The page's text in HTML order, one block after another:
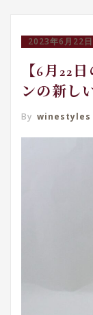
2023年6月22日
【6月22
ンの新し
By winestyles